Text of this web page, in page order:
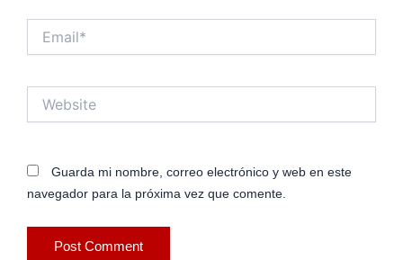
Guarda mi nombre, correo electrónico y web en este
navegador para la próxima vez que comente.